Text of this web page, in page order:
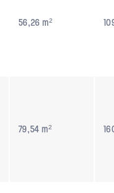
56,26 m²
79,54 m²